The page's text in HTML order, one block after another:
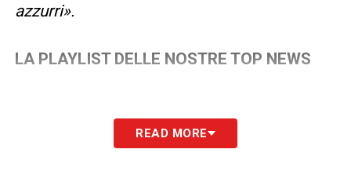
azzurri».
LA PLAYLIST DELLE NOSTRE TOP NEWS
READ MORE